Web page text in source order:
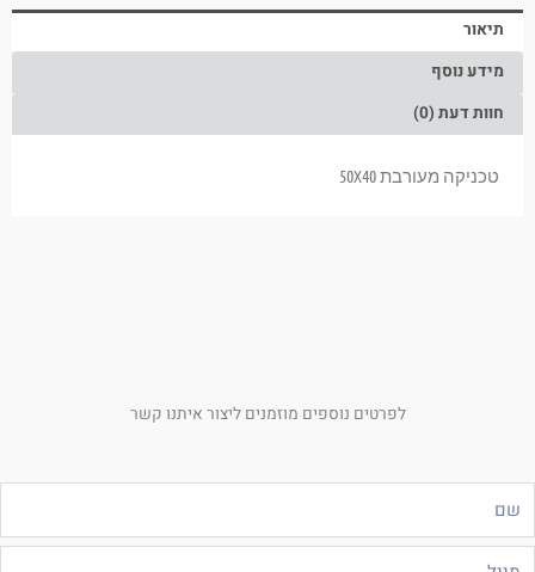
תיאור
מידע נוסף
חוות דעת (0)
טכניקה מעורבת 50X40
לפרטים נוספים מוזמנים ליצור איתנו קשר